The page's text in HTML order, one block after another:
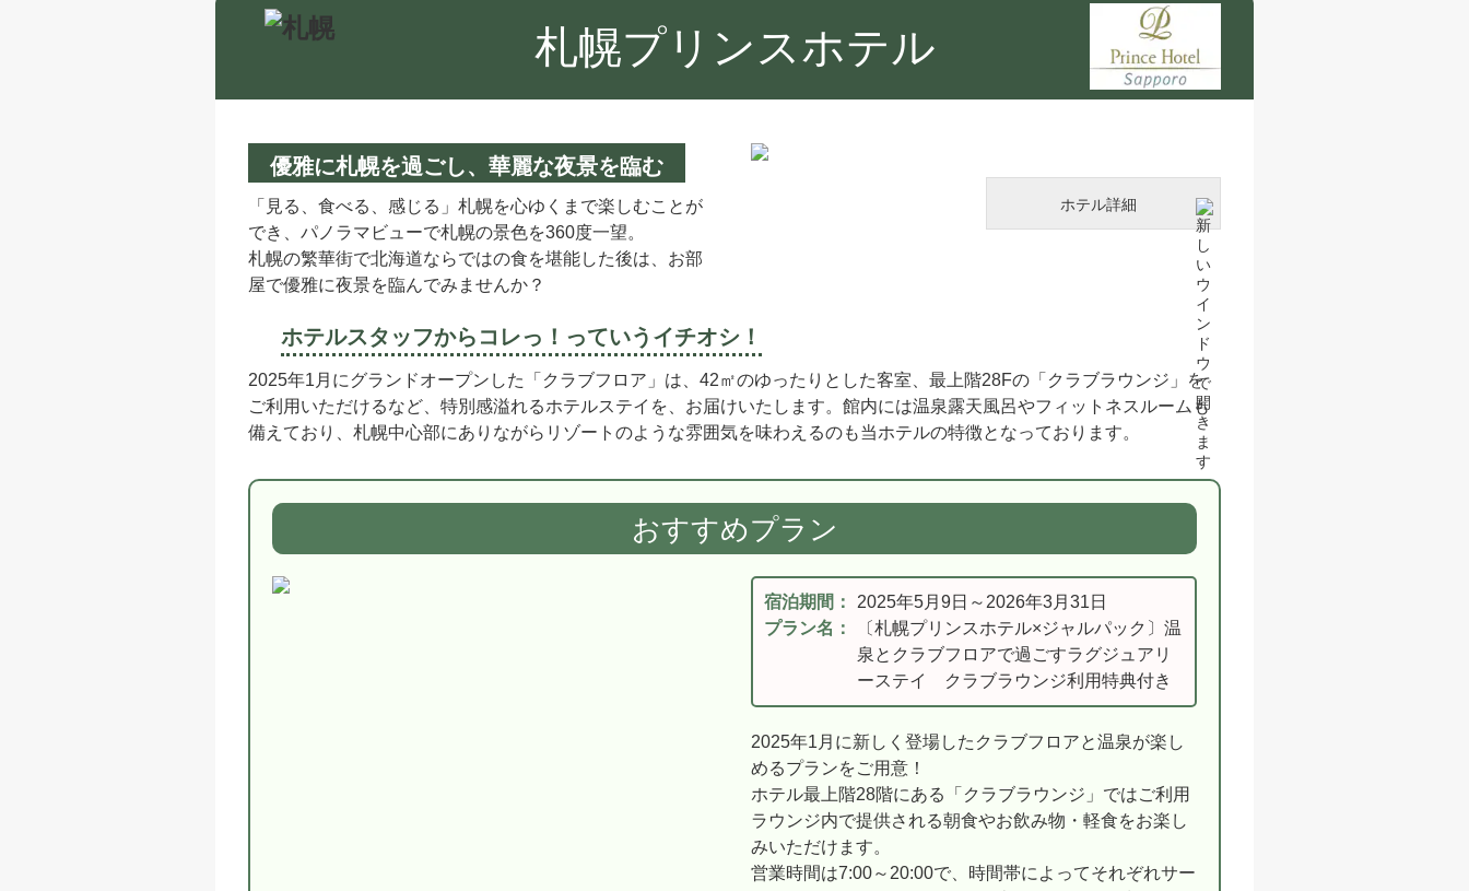
札幌 札幌プリンスホテル
優雅に札幌を過ごし、華麗な夜景を臨む
「見る、食べる、感じる」札幌を心ゆくまで楽しむことが
でき、パノラマビューで札幌の景色を360度一望。
札幌の繁華街で北海道ならではの食を堪能した後は、お部
屋で優雅に夜景を臨んでみませんか？
ホテル詳細
ホテルスタッフからコレっ！ っていうイチオシ！
2025年1月にグランドオープンした「クラブフロア」は、42㎡のゆったりとした客室、最上階28Fの「クラブラウンジ」を
ご利用いただけるなど、特別感溢れるホテルステイを、お届けいたします。館内には温泉露天風呂やフィットネスルームも
備えており、札幌中心部にありながらリゾートのような雰囲気を味わえるのも当ホテルの特徴となっております。
おすすめプラン
宿泊期間：
2025年5月9日～2026年3月31日
プラン名：
〔札幌プリンスホテル×ジャルパック〕温
泉とクラブフロアで過ごすラグジュアリ
ーステイ クラブラウンジ利用特典付き
2025年1月に新しく登場したクラブフロアと温泉が楽し
めるプランをご用意！
ホテル最上階28階にある「クラブラウンジ」ではご利用
ラウンジ内で提供される朝食やお飲み物・軽食をお楽し
みいただけます。
営業時間は7:00～20:00で、時間帯によってそれぞれサー